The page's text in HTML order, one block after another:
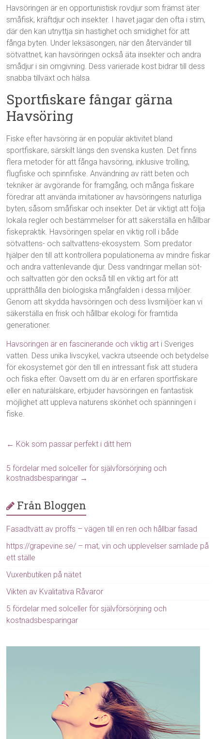
Havsöringen är en opportunistisk rovdjur som främst äter
småfisk, kräftdjur och insekter. I havet jagar den ofta i stim,
där den kan utnyttja sin hastighet och smidighet för att
fånga byten. Under leksäsongen, när den återvänder till
sötvattnet, kan havsöringen också äta insekter och andra
smådjur i sin omgivning. Dess varierade kost bidrar till dess
snabba tillväxt och hälsa.
Sportfiskare fångar gärna
Havsöring
Fiske efter havsöring är en populär aktivitet bland
sportfiskare, särskilt längs den svenska kusten. Det finns
flera metoder för att fånga havsöring, inklusive trolling,
flugfiske och spinnfiske. Användning av rätt beten och
tekniker är avgörande för framgång, och många fiskare
föredrar att använda imitationer av havsöringens naturliga
byten, såsom småfiskar och insekter. Det är viktigt att följa
lokala regler och bestämmelser för att säkerställa en hållbar
fiskepraktik. Havsöringen spelar en viktig roll i både
sötvattens- och saltvattens-ekosystem. Som predator
hjälper den till att kontrollera populationerna av mindre fiskar
och andra vattenlevande djur. Dess vandringar mellan söt-
och saltvatten gör den också till en viktig art för att
upprätthålla den biologiska mångfalden i dessa miljöer.
Genom att skydda havsöringen och dess livsmiljöer kan vi
säkerställa en frisk och hållbar ekologi för framtida
generationer.
Havsöringen är en fascinerande och viktig art i Sveriges
vatten. Dess unika livscykel, vackra utseende och betydelse
för ekosystemet gör den till en intressant fisk att studera
och fiska efter. Oavsett om du är en erfaren sportfiskare
eller en naturälskare, erbjuder havsöringen en fantastisk
möjlighet att uppleva naturens skönhet och spänningen i
fiske.
← Kök som passar perfekt i ditt hem
5 fördelar med solceller för självförsörjning och
kostnadsbesparingar →
Från Bloggen
Fasadtvätt av proffs – vägen till en ren och hållbar fasad
https://grapevine.se/ – mat, vin och upplevelser samlade på
ett ställe
Vuxenbutiken på nätet
Vikten av Kvalitativa Råvaror
5 fördelar med solceller för självförsörjning och
kostnadsbesparingar